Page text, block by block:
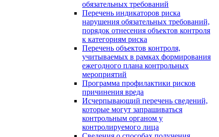
обязательных требований
Перечень индикаторов риска
нарушения обязательных требований,
порядок отнесения объектов контроля
к категориям риска
Перечень объектов контроля,
учитываемых в рамках формирования
ежегодного плана контрольных
мероприятий
Программа профилактики рисков
причинения вреда
Исчерпывающий перечень сведений,
которые могут запрашиваться
контрольным органом у
контролируемого лица